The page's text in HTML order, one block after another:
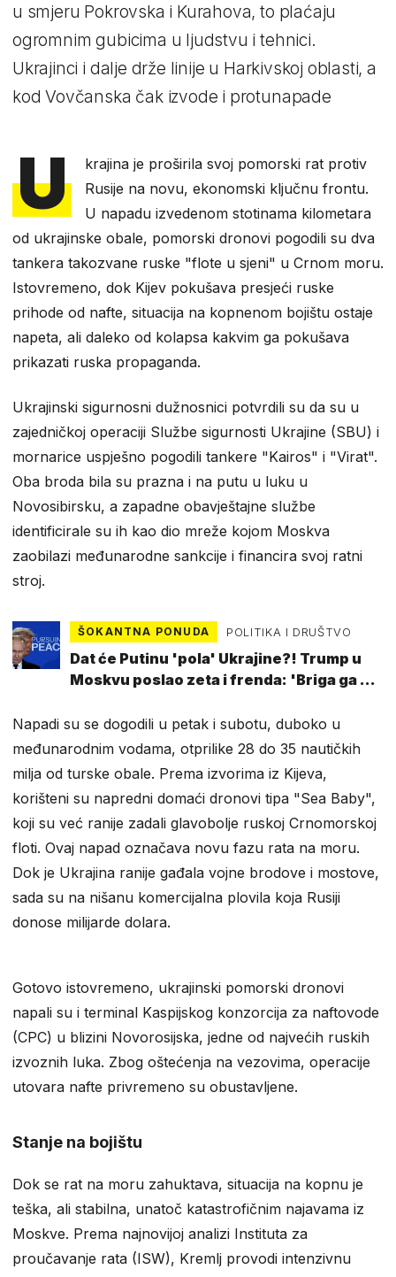
u smjeru Pokrovska i Kurahova, to plaćaju
ogromnim gubicima u ljudstvu i tehnici.
Ukrajinci i dalje drže linije u Harkivskoj oblasti, a
kod Vovčanska čak izvode i protunapade
U
krajina je proširila svoj pomorski rat protiv
Rusije na novu, ekonomski ključnu frontu.
U napadu izvedenom stotinama kilometara
od ukrajinske obale, pomorski dronovi pogodili su dva
tankera takozvane ruske "flote u sjeni" u Crnom moru.
Istovremeno, dok Kijev pokušava presjeći ruske
prihode od nafte, situacija na kopnenom bojištu ostaje
napeta, ali daleko od kolapsa kakvim ga pokušava
prikazati ruska propaganda.
Ukrajinski sigurnosni dužnosnici potvrdili su da su u
zajedničkoj operaciji Službe sigurnosti Ukrajine (SBU) i
mornarice uspješno pogodili tankere "Kairos" i "Virat".
Oba broda bila su prazna i na putu u luku u
Novosibirsku, a zapadne obavještajne službe
identificirale su ih kao dio mreže kojom Moskva
zaobilazi međunarodne sankcije i financira svoj ratni
stroj.
ŠOKANTNA PONUDA POLITIKA I DRUŠTVO
Dat će Putinu 'pola' Ukrajine?! Trump u
Moskvu poslao zeta i frenda: 'Briga ga za
Napadi su se dogodili u petak i subotu, duboko u
međunarodnim vodama, otprilike 28 do 35 nautičkih
milja od turske obale. Prema izvorima iz Kijeva,
korišteni su napredni domaći dronovi tipa "Sea Baby",
koji su već ranije zadali glavobolje ruskoj Crnomorskoj
floti. Ovaj napad označava novu fazu rata na moru.
Dok je Ukrajina ranije gađala vojne brodove i mostove,
sada su na nišanu komercijalna plovila koja Rusiji
donose milijarde dolara.
Gotovo istovremeno, ukrajinski pomorski dronovi
napali su i terminal Kaspijskog konzorcija za naftovode
(CPC) u blizini Novorosijska, jedne od najvećih ruskih
izvoznih luka. Zbog oštećenja na vezovima, operacije
utovara nafte privremeno su obustavljene.
Stanje na bojištu
Dok se rat na moru zahuktava, situacija na kopnu je
teška, ali stabilna, unatoč katastrofičnim najavama iz
Moskve. Prema najnovijoj analizi Instituta za
proučavanje rata (ISW), Kremlj provodi intenzivnu